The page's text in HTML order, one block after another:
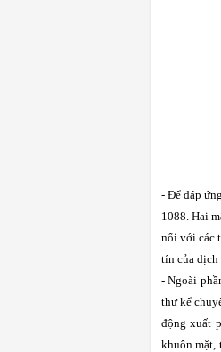
- Để đáp
1088. Hai
nối với các
tín của dịch
- Ngoài
thư kể
động xuất
khuôn mặt,